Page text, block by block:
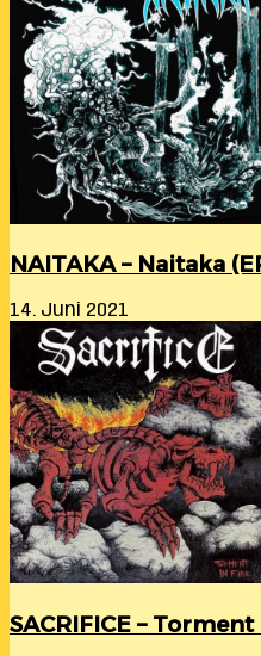
NAITAKA – Naitaka
14. Juni 2021
SACRIFICE –